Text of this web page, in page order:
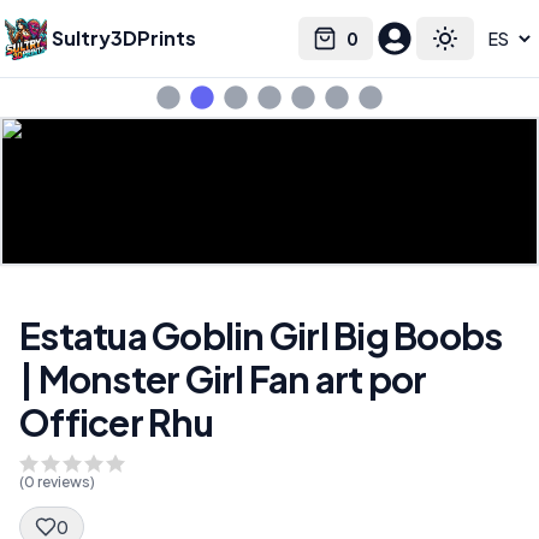
Sultry3DPrints 0
Cart Toggle
Select language
Estatua Goblin Girl Big Boobs
| Monster Girl Fan art por
Officer Rhu
(0 reviews)
0